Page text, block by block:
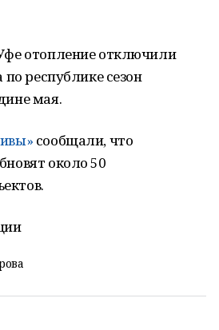
отопление отключили
по республике сезон
мая.
сообщали, что
около 50